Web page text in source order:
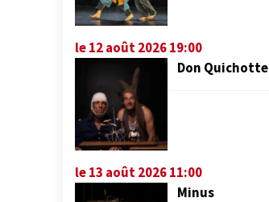
le 12 août 2026 19:00
Don Quichotte
le 13 août 2026 11:00
Minus